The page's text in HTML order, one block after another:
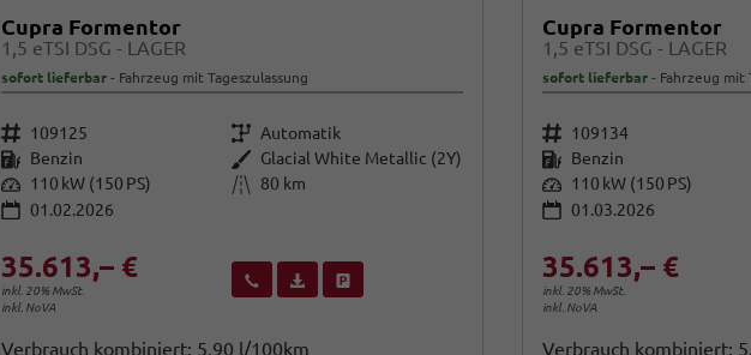
Cupra Formentor
1,5 eTSI DSG - LAGER
sofort lieferbar Fahrzeug mit Tageszulassung
Fahrzeugnr. 109125 Getriebe Automatik
Kraftstoff Benzin Außenfarbe Glacial White Metallic (2Y)
Leistung 110 kW (150 PS) Kilometerstand 80 km
01.02.2026
35.613,– €
inkl. 20% MwSt.
inkl. NoVA
Wir rufen Sie anFahrzeugexposé (PDF)
Verbrauch kombiniert: 5,90 l/100km
Cupra Formentor
1,5 eTSI DSG - LAGER
sofort lieferbar Fahrzeug mit
Fahrzeugnr. 109134
Kraftstoff Benzin
Leistung 110 kW (150 PS)
01.03.2026
35.613,– €
inkl. 20% MwSt.
inkl. NoVA
Verbrauch kombiniert: